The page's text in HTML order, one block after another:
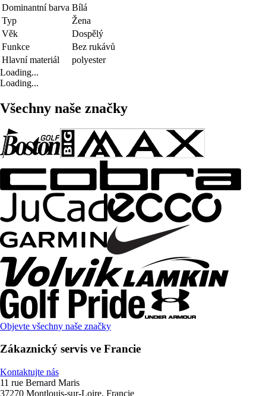
Dominantní barva Bílá
Typ
Žena
Věk
Dospělý
Funkce
Bez rukávů
Hlavní materiál
polyester
Loading...
Loading...
Všechny naše značky
Objevte všechny naše značky
Zákaznický servis ve Francie
Kontaktujte nás
11 rue Bernard Maris
37270 Montlouis-sur-Loire, Francie